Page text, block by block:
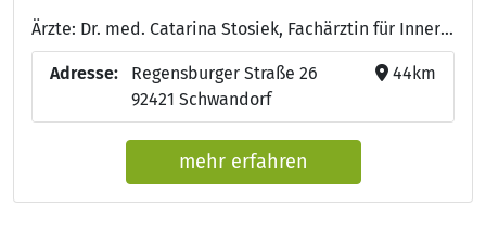
Ärzte: Dr. med. Catarina Stosiek, Fachärztin für Innere Medizin, Schwerpunkt Hämatologie und Onkologie - Simone Ehbauer, Examinierte Krankenschwester - Marina Heindl, Anmeldung, Beschaffung und Terminvergabe - Nadja Grimme, Examinierte Krankenschwester
Adresse:
Regensburger Straße 26
92421 Schwandorf
44km
mehr erfahren